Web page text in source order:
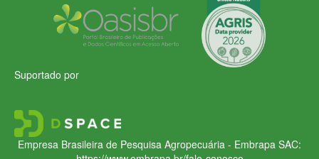
Suportado por
Empresa Brasileira de Pesquisa Agropecuária - Embrapa SAC: